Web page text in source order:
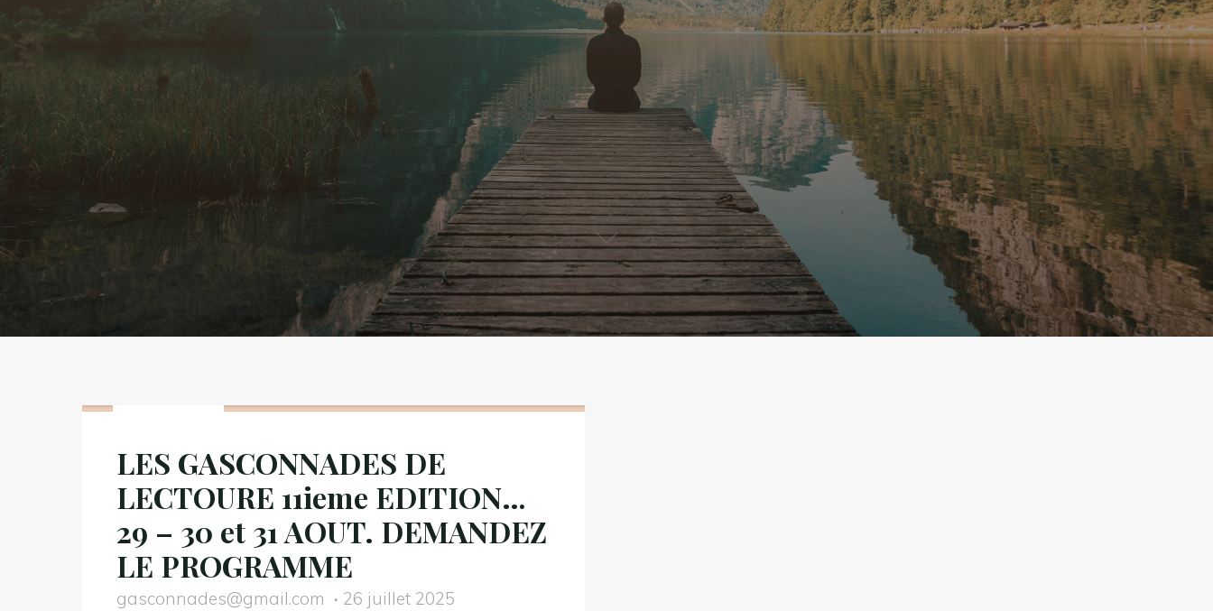
LES GASCONNADES DE
LECTOURE 11ieme EDITION…
29 – 30 et 31 AOUT. DEMANDEZ
LE PROGRAMME
gasconnades@gmail.com 26 juillet 2025